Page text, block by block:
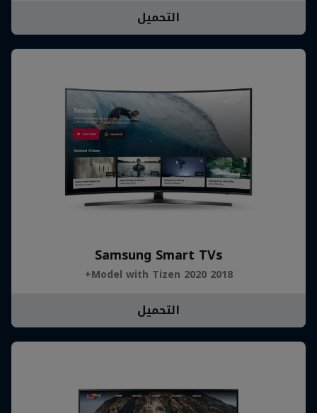
التحميل
Samsung Smart TVs
2018 Model with Tizen 2020+
التحميل